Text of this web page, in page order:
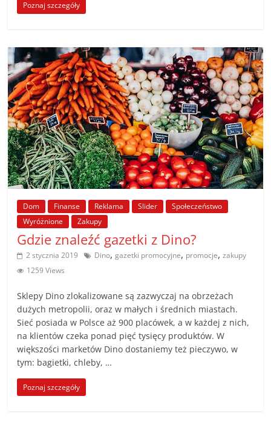
Poznaj szczegóły
Dom Finanse Reklama Slider
Społeczeństwo
Wyróżnione
Zakupy
Gdzie znaleźć gazetki z Dino?
2 stycznia 2019 Dino,gazetki promocyjne, promocje,zakupy
1259 Views
Sklepy Dino zlokalizowane są zazwyczaj na obrzeżach
dużych metropolii, oraz w małych i średnich miastach.
Sieć posiada w Polsce aż 900 placówek, a w każdej z nich,
na klientów czeka ponad pięć tysięcy produktów. W
większości marketów Dino dostaniemy też pieczywo, w
tym: bagietki, chleby, …
Poznaj szczegóły